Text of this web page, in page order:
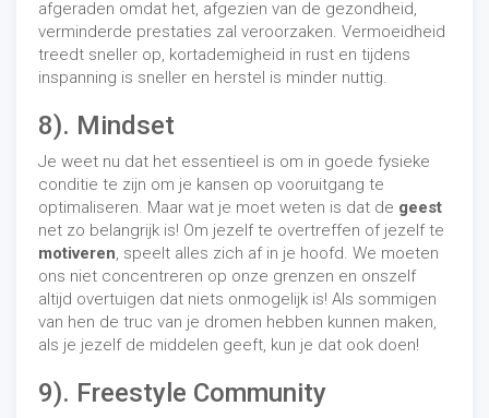
afgeraden omdat het, afgezien van de gezondheid,
verminderde prestaties zal veroorzaken. Vermoeidheid
treedt sneller op, kortademigheid in rust en tijdens
inspanning is sneller en herstel is minder nuttig.
8). Mindset
Je weet nu dat het essentieel is om in goede fysieke
conditie te zijn om je kansen op vooruitgang te
optimaliseren. Maar wat je moet weten is dat de geest
net zo belangrijk is! Om jezelf te overtreffen of jezelf te
motiveren, speelt alles zich af in je hoofd. We moeten
ons niet concentreren op onze grenzen en onszelf
altijd overtuigen dat niets onmogelijk is! Als sommigen
van hen de truc van je dromen hebben kunnen maken,
als je jezelf de middelen geeft, kun je dat ook doen!
9). Freestyle Community